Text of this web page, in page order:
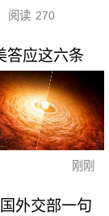
阅读 270
答应这六条
刚刚
外交部一句